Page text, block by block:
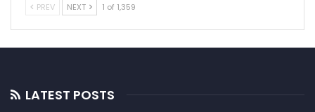
PREV NEXT 1 of 1,359
LATEST POSTS